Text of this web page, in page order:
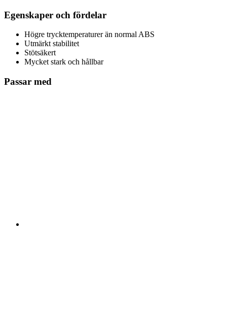
Egenskaper och fördelar
Högre trycktemperaturer än normal ABS
Utmärkt stabilitet
Stötsäkert
Mycket stark och hållbar
Passar med